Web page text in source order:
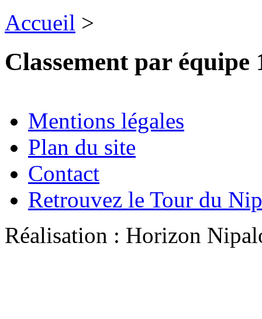
Accueil >
Classement par
Mentions légales
Plan du site
Contact
Retrouvez le Tour du
Réalisation : Horizon